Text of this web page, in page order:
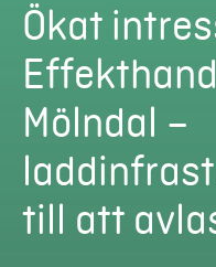
Fjärrvärme & kyla
Energitjänster
Mer
Ökat
Mölndal –
till att